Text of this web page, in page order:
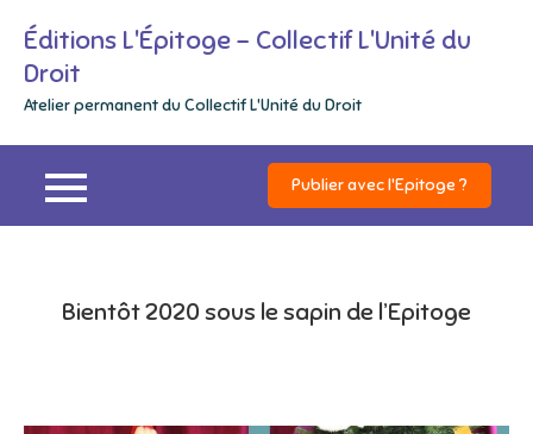
content
Éditions L'Épitoge – Collectif L'Unité du
Droit
Atelier permanent du Collectif L'Unité du Droit
Publier avec l'Epitoge ?
Bientôt 2020 sous le sapin de l’Epitoge